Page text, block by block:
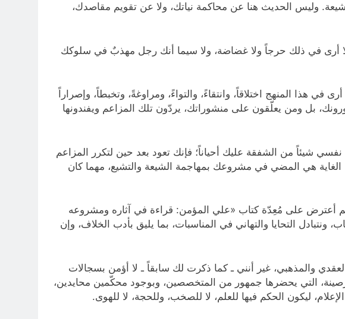
وليس الحديث هنا عن محاكمة نياتك، ولا عن تقويم مقاصدك،
ولا أرى في ذلك حرجاً ولا غضاضة، ولا سيما أنك رجل مهذبٌ في سلوكك
هذا المنهج اختلاقاً، وانتقاءً، والتواءً، ومراوغةً، وتخبطاً، وإصراراً
بل ومن يعلّقون على منشوراتك، يردّون تلك المزاعم ويفندونها
شيئاً من الشفقة عليك أحياناً؛ فإنك تعود بعد حين لتكرر المزاعم
الغاية هي المضي في مشروعك بمهاجمة الشيعة والتشيع، مهما كان
أعترض على مُعِدّة كتاب «علي المؤمن: قراءة في آثاره ومشروعه
التحايا والتهاني في المناسبات، بما يليق بأدب الخلاف، وإن
والمذهبي، غير أنني ـ كما ذكرت لك سابقاً ـ لا أؤمن بسجالات
التي يحضرها جمهور من المتخصصين، وبوجود محكّمين محايدين،
ليكون الحكم فيها للعلم، لا للصخب، وللحجة، لا للهوى.